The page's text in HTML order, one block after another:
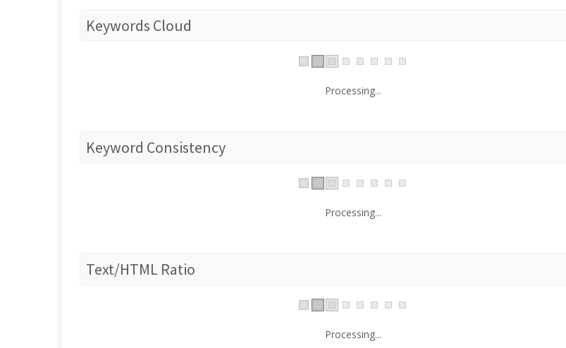
Keywords Cloud
Processing...
Keyword Consistency
Processing...
Text/HTML Ratio
Processing...